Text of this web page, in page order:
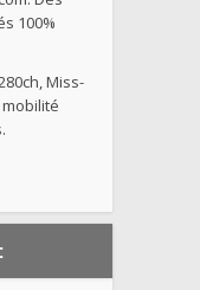
100%
Miss-